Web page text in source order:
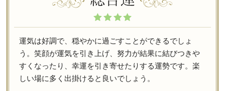
運気は好調で、穏やかに過ごすことができるでしょ
う。笑顔が運気を引き上げ、努力が結果に結びつきや
すくなったり、幸運を引き寄せたりする運勢です。楽
しい場に多く出掛けると良いでしょう。